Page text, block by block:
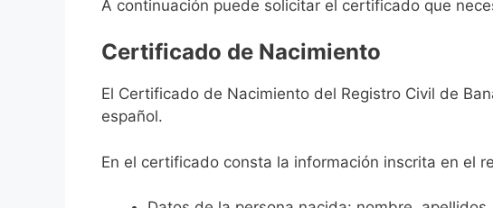
A continuación puede solicitar el certificado que
Certificado de Nacimiento
El Certificado de Nacimiento del Registro Civil de
español.
En el certificado consta la información inscrita en el